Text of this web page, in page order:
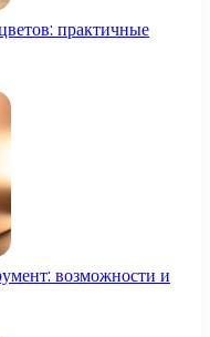
практичные
возможности и